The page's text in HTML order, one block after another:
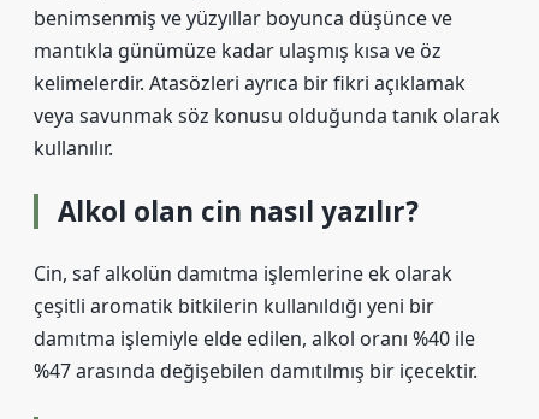
benimsenmiş ve yüzyıllar boyunca düşünce ve
mantıkla günümüze kadar ulaşmış kısa ve öz
kelimelerdir. Atasözleri ayrıca bir fikri açıklamak
veya savunmak söz konusu olduğunda tanık olarak
kullanılır.
Alkol olan cin nasıl yazılır?
Cin, saf alkolün damıtma işlemlerine ek olarak
çeşitli aromatik bitkilerin kullanıldığı yeni bir
damıtma işlemiyle elde edilen, alkol oranı %40 ile
%47 arasında değişebilen damıtılmış bir içecektir.